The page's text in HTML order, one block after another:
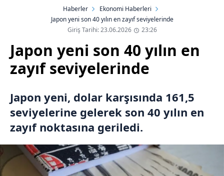
Haberler
Ekonomi Haberleri
Japon yeni son 40 yılın en zayıf seviyelerinde
Giriş Tarihi: 23.06.2026
23:26
Japon yeni son 40 yılın en
zayıf seviyelerinde
Japon yeni, dolar karşısında 161,5
seviyelerine gelerek son 40 yılın en
zayıf noktasına geriledi.